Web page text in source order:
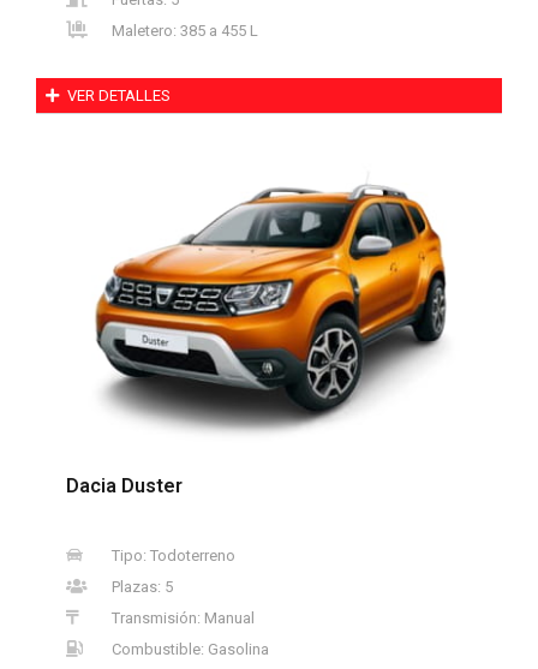
Maletero: 385 a 455 L
VER DETALLES
Dacia Duster
Tipo: Todoterreno
Plazas: 5
Transmisión: Manual
Combustible: Gasolina